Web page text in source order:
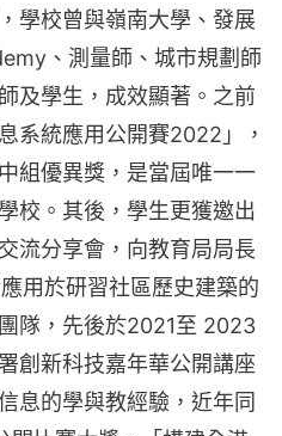
學校曾與嶺南大學、發展
、測量師、城市規劃師
及學生，成效顯著。之前
系統應用公開賽2022」，
組優異獎，是當屆唯一一
校。其後，學生更獲邀出
流分享會，向教育局局長
用於研習社區歷史建築的
隊，先後於2021至 2023
創新科技嘉年華公開講座
息的學與教經驗，近年同